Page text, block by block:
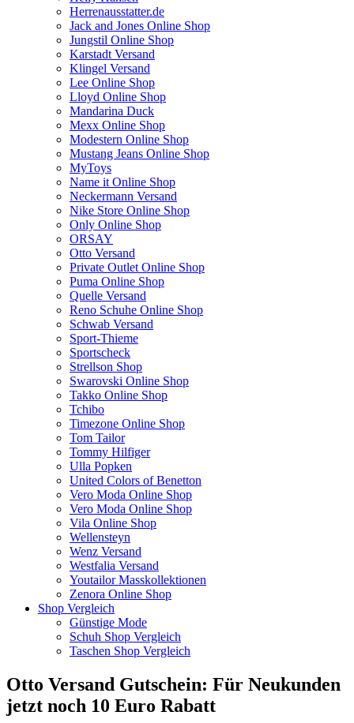
Herrenausstatter.de
Jack and Jones Online Shop
Jungstil Online Shop
Karstadt Versand
Klingel Versand
Lee Online Shop
Lloyd Online Shop
Mandarina Duck
Mexx Online Shop
Modestern Online Shop
Mustang Jeans Online Shop
MyToys
Name it Online Shop
Neckermann Versand
Nike Store Online Shop
Only Online Shop
ORSAY
Otto Versand
Private Outlet Online Shop
Puma Online Shop
Quelle Versand
Reno Schuhe Online Shop
Schwab Versand
Sport-Thieme
Sportscheck
Strellson Shop
Swarovski Online Shop
Takko Online Shop
Tchibo
Timezone Online Shop
Tom Tailor
Tommy Hilfiger
Ulla Popken
United Colors of Benetton
Vero Moda Online Shop
Vero Moda Online Shop
Vila Online Shop
Wellensteyn
Wenz Versand
Westfalia Versand
Youtailor Masskollektionen
Zenora Online Shop
Shop Vergleich
Günstige Mode
Schuh Shop Vergleich
Taschen Shop Vergleich
Otto Versand Gutschein: Für Neukunden
jetzt noch 10 Euro Rabatt